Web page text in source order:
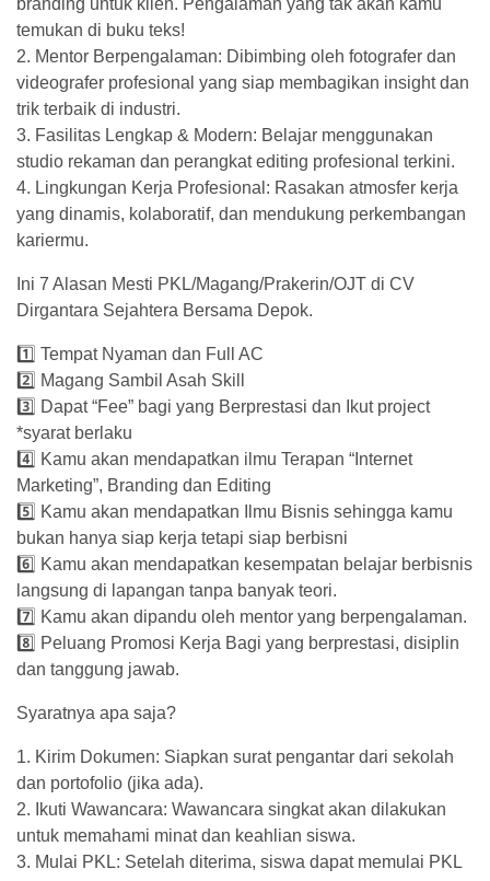
branding untuk klien. Pengalaman yang tak akan kamu
temukan di buku teks!
2. ⁠Mentor Berpengalaman: Dibimbing oleh fotografer dan
videografer profesional yang siap membagikan insight dan
trik terbaik di industri.
3. ⁠Fasilitas Lengkap & Modern: Belajar menggunakan
studio rekaman dan perangkat editing profesional terkini.
4. ⁠Lingkungan Kerja Profesional: Rasakan atmosfer kerja
yang dinamis, kolaboratif, dan mendukung perkembangan
kariermu.
Ini 7 Alasan Mesti PKL/Magang/Prakerin/OJT di CV
Dirgantara Sejahtera Bersama Depok.
1️⃣ Tempat Nyaman dan Full AC
2️⃣ Magang Sambil Asah Skill
3️⃣ Dapat “Fee” bagi yang Berprestasi dan Ikut project
*syarat berlaku
4️⃣ Kamu akan mendapatkan ilmu Terapan “Internet
Marketing”, Branding dan Editing
5️⃣ Kamu akan mendapatkan Ilmu Bisnis sehingga kamu
bukan hanya siap kerja tetapi siap berbisni
6️⃣ Kamu akan mendapatkan kesempatan belajar berbisnis
langsung di lapangan tanpa banyak teori.
7️⃣ Kamu akan dipandu oleh mentor yang berpengalaman.
8️⃣ Peluang Promosi Kerja Bagi yang berprestasi, disiplin
dan tanggung jawab.
Syaratnya apa saja?
1. Kirim Dokumen: Siapkan surat pengantar dari sekolah
dan portofolio (jika ada).
2. ⁠Ikuti Wawancara: Wawancara singkat akan dilakukan
untuk memahami minat dan keahlian siswa.
3. ⁠Mulai PKL: Setelah diterima, siswa dapat memulai PKL